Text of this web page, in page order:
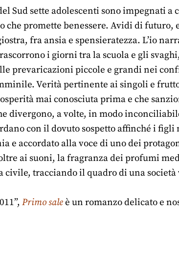
Sud sette adolescenti sono impegnati
che promette benessere. Avidi di
fra ansia e spensieratezza. L’io
i giorni tra la scuola e gli
prevaricazioni piccole e grandi nei
Verità pertinente ai singoli e
mai conosciuta prima e che
divergono, a volte, in modo
con il dovuto sospetto affinché i
e accordato alla voce di uno dei
ai suoni, la fragranza dei profumi
civile, tracciando il quadro di una
Primo saleè un romanzo delicato e